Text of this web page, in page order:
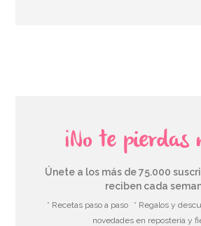
¡No te pierdas
Únete a los más de 75.000
reciben cada
* Recetas paso a paso * Regalos y
novedades en repostería y